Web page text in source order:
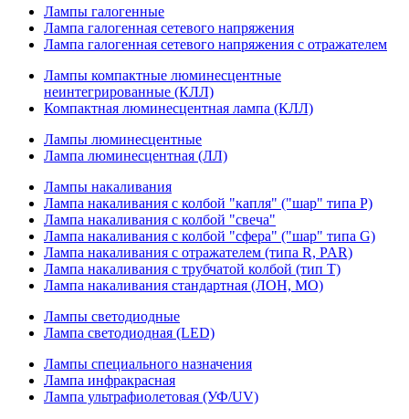
Лампы галогенные
Лампа галогенная сетевого напряжения
Лампа галогенная сетевого напряжения с отражателем
Лампы компактные люминесцентные
неинтегрированные (КЛЛ)
Компактная люминесцентная лампа (КЛЛ)
Лампы люминесцентные
Лампа люминесцентная (ЛЛ)
Лампы накаливания
Лампа накаливания с колбой "капля" ("шар" типа P)
Лампа накаливания с колбой "свеча"
Лампа накаливания с колбой "сфера" ("шар" типа G)
Лампа накаливания с отражателем (типа R, PAR)
Лампа накаливания с трубчатой колбой (тип T)
Лампа накаливания стандартная (ЛОН, МО)
Лампы светодиодные
Лампа светодиодная (LED)
Лампы специального назначения
Лампа инфракрасная
Лампа ультрафиолетовая (УФ/UV)